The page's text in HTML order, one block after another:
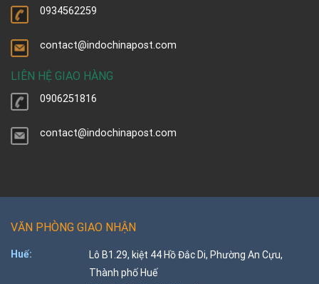
0934562259
contact@indochinapost.com
LIÊN HỆ GIAO HÀNG
0906251816
contact@indochinapost.com
VĂN PHÒNG GIAO NHẬN
Huế:
Lô B1.29, kiệt 44 Hồ Đắc Di, Phường An Cựu,
Thành phố Huế